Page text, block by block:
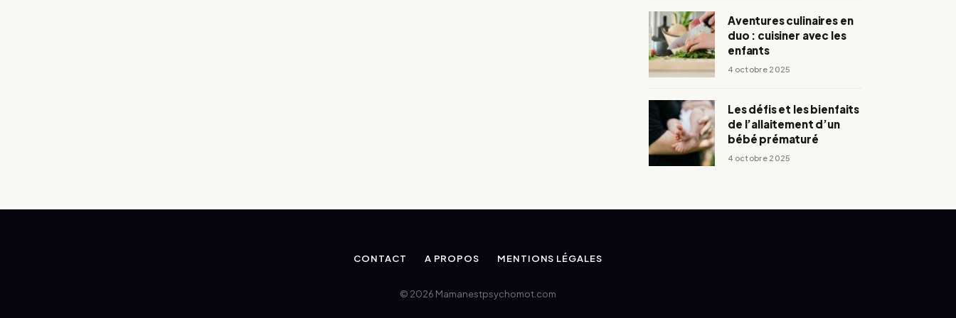
Aventures culinaires en
duo : cuisiner avec les
enfants
4 octobre 2025
Les défis et les bienfaits
de l’allaitement d’un
bébé prématuré
4 octobre 2025
CONTACT A PROPOS MENTIONS LÉGALES
© 2026 Mamanestpsychomot.com